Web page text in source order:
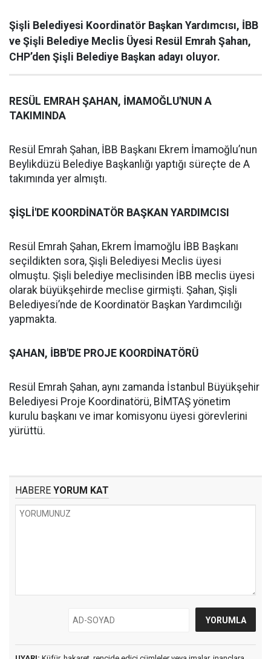
Şişli Belediyesi Koordinatör Başkan Yardımcısı, İBB
ve Şişli Belediye Meclis Üyesi Resül Emrah Şahan,
CHP’den Şişli Belediye Başkan adayı oluyor.
RESÜL EMRAH ŞAHAN, İMAMOĞLU'NUN A
TAKIMINDA
Resül Emrah Şahan, İBB Başkanı Ekrem İmamoğlu’nun
Beylikdüzü Belediye Başkanlığı yaptığı süreçte de A
takımında yer almıştı.
ŞİŞLİ'DE KOORDİNATÖR BAŞKAN YARDIMCISI
Resül Emrah Şahan, Ekrem İmamoğlu İBB Başkanı
seçildikten sora, Şişli Belediyesi Meclis üyesi
olmuştu. Şişli belediye meclisinden İBB meclis üyesi
olarak büyükşehirde meclise girmişti. Şahan, Şişli
Belediyesi’nde de Koordinatör Başkan Yardımcılığı
yapmakta.
ŞAHAN, İBB'DE PROJE KOORDİNATÖRÜ
Resül Emrah Şahan, aynı zamanda İstanbul Büyükşehir
Belediyesi Proje Koordinatörü, BİMTAŞ yönetim
kurulu başkanı ve imar komisyonu üyesi görevlerini
yürüttü.
HABERE YORUM KAT